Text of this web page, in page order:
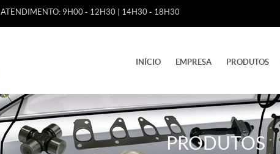
ATENDIMENTO: 9H00 - 12H30 | 14H30 - 18H30
INÍCIO EMPRESA PRODUTOS
PRODUTOS